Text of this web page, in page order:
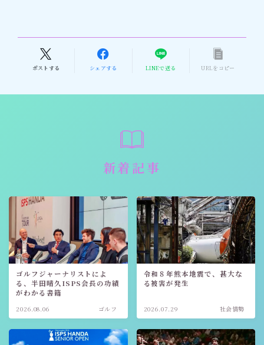
ポストする シェアする LINEで送る URLをコピー
新着記事
ゴルフジャーナリストによ
る、半田晴久ISPS会長の功績
がわかる書籍
2026.08.06 ゴルフ
令和８年熊本地震で、甚大な
る被害が発生
2026.07.29 社会情勢